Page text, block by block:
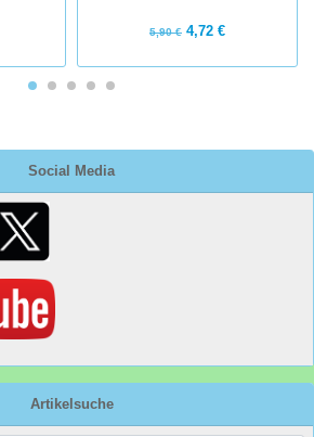
Social Media
Artikelsuche
5,90 € 4,72 €